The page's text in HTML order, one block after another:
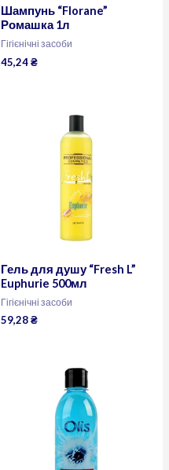
Шампунь “Florane”
Ромашка 1л
Гігієнічні засоби
45,24₴
Гель для душу “Fresh L”
Euphurie 500мл
Гігієнічні засоби
59,28₴